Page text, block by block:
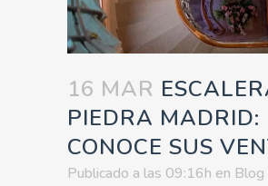
16 MAR
PIEDRA MADRID:
CONOCE SUS
Publicado a las 09:16h en Blog